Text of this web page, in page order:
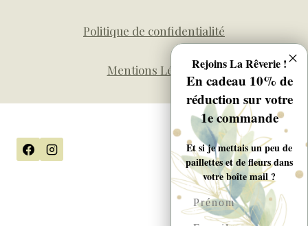
Politique de confidentialité
Mentions LégalesRejoins La Rêverie !
En cadeau 10% de
réduction sur votre
1e commande
Et si je mettais un peu de
paillettes et de fleurs dans
votre boîte mail ?